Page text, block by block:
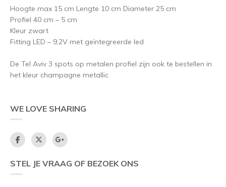
Hoogte max 15 cm Lengte 10 cm Diameter 25 cm
Profiel 40 cm – 5 cm
Kleur zwart
Fitting LED​​ – 9,2V met geïntegreerde led
De Tel Aviv 3 spots op metalen profiel zijn ook te bestellen in
het kleur champagne metallic
WE LOVE SHARING
STEL JE VRAAG OF BEZOEK ONS